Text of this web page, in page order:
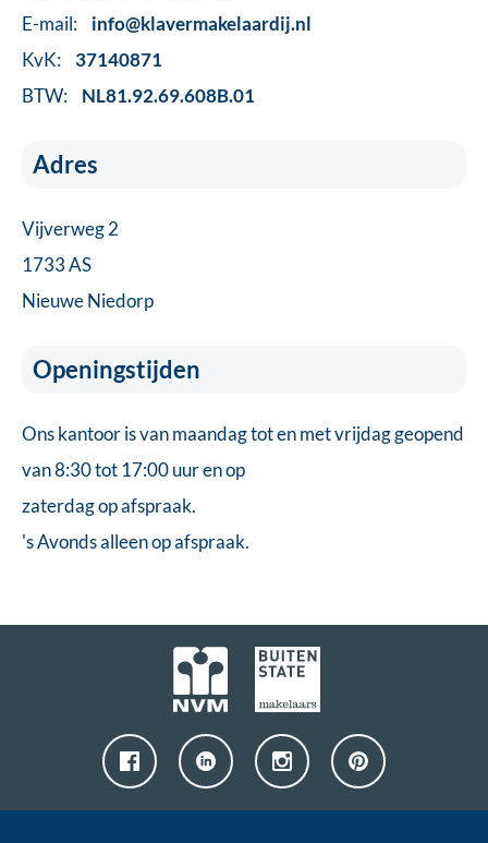
E-mail:
info@klavermakelaardij.nl
KvK:
37140871
BTW:
NL81.92.69.608B.01
Adres
Vijverweg 2
1733 AS
Nieuwe Niedorp
Openingstijden
Ons kantoor is van maandag tot en met vrijdag geopend
van 8:30 tot 17:00 uur en op
zaterdag op afspraak.
's Avonds alleen op afspraak.